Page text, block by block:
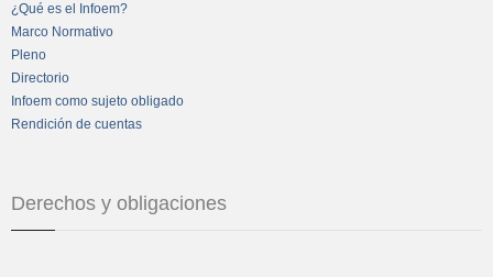
¿Qué es el Infoem?
Marco Normativo
Pleno
Directorio
Infoem como sujeto obligado
Rendición de cuentas
Derechos y obligaciones